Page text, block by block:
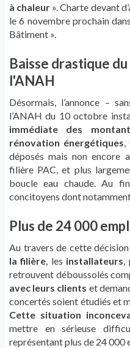
à chaleur ». Charte devant
le 6 novembre prochain
Bâtiment ».
Baisse drastique
l'ANAH
Désormais, l’annonce –
l’ANAH du 10 octobre
immédiate des
rénovation énergétiques
déposés mais non encore
filière PAC, et plus
boucle eau chaude. Au
concitoyens dont notamment
Plus de 24 000
Au travers de cette décision
la filière , les installateurs
retrouvent déboussolés
avec leurs clients et
concertés soient étudiés et
Cette situation
mettre en sérieuse
représentant plus de 24